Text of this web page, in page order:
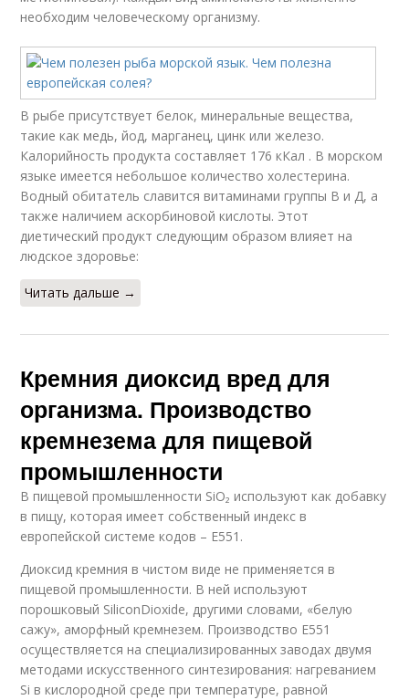
необходим человеческому организму.
В рыбе присутствует белок, минеральные вещества,
такие как медь, йод, марганец, цинк или железо.
Калорийность продукта составляет 176 кКал . В морском
языке имеется небольшое количество холестерина.
Водный обитатель славится витаминами группы В и Д, а
также наличием аскорбиновой кислоты. Этот
диетический продукт следующим образом влияет на
людское здоровье:
Читать дальше →
Кремния диоксид вред для
организма. Производство
кремнезема для пищевой
промышленности
В пищевой промышленности SiO₂ используют как добавку
в пищу, которая имеет собственный индекс в
европейской системе кодов – Е551.
Диоксид кремния в чистом виде не применяется в
пищевой промышленности. В ней используют
порошковый SiliconDioxide, другими словами, «белую
сажу», аморфный кремнезем. Производство Е551
осуществляется на специализированных заводах двумя
методами искусственного синтезирования: нагреванием
Si в кислородной среде при температуре, равной